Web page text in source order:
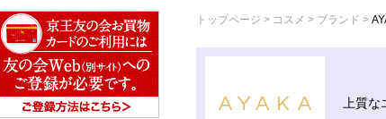
トップページ コスメ ブランド
上質